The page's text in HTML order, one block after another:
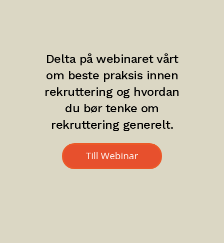
Delta på webinaret vårt
om beste praksis innen
rekruttering og hvordan
du bør tenke om
rekruttering generelt.